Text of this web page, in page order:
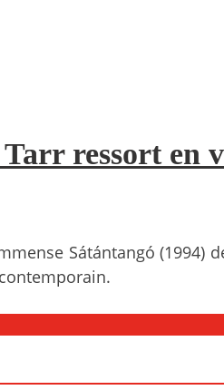
ressort en
Sátántangó